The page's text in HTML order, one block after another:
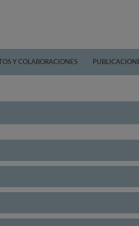
Y COLABORACIONES